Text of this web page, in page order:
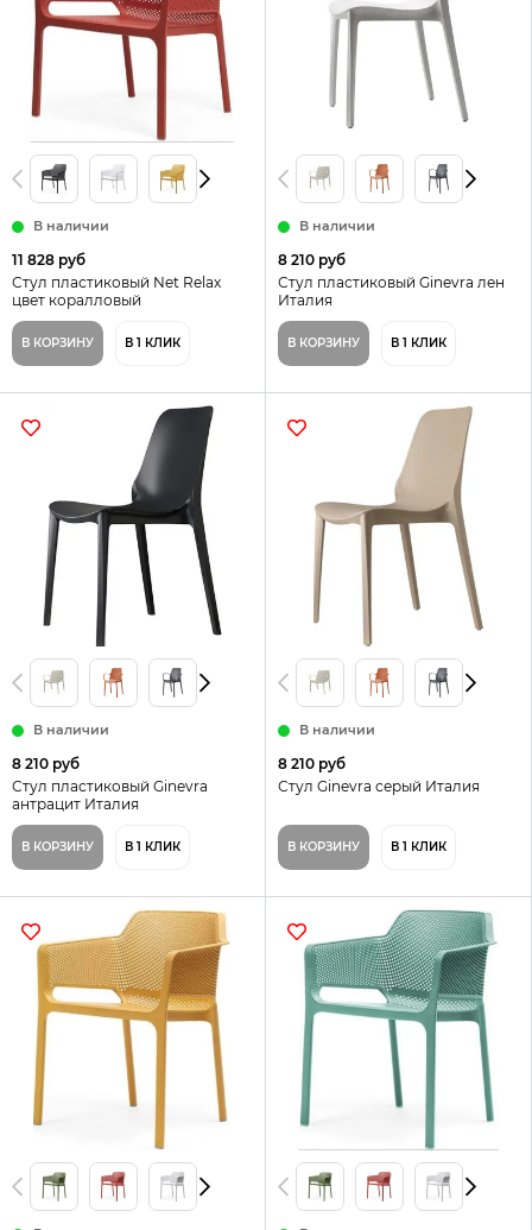
В наличии
11 828 руб
Стул пластиковый Net Relax
цвет коралловый
В КОРЗИНУ В 1 КЛИК
В наличии
8 210 руб
Стул пластиковый Ginevra лен
Италия
В КОРЗИНУ В 1 КЛИК
В наличии
8 210 руб
Стул пластиковый Ginevra
антрацит Италия
В КОРЗИНУ В 1 КЛИК
В наличии
8 210 руб
Стул Ginevra серый Италия
В КОРЗИНУ В 1 КЛИК